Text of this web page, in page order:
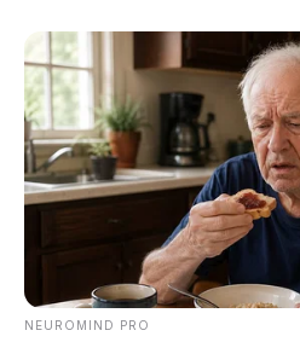
Huawei AITO M9: SUV
Teknologi Huawei Full-
Xpeng GX: SUV Full-
Turing & Range 1.585 Km
BYD Leopard 8: SUV
Siap Tantang Land
MG 4X: SUV Listrik
Semi-Solid-State &
NEUROMIND PRO